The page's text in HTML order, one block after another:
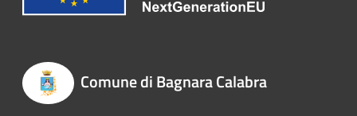
Comune di Bagnara Calabra